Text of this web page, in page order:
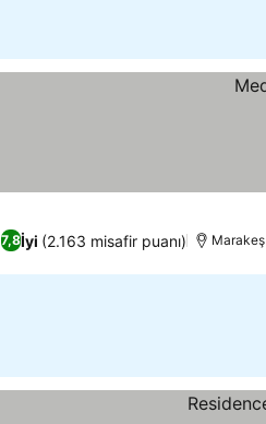
7,8İyi (2.163 misafir puanı) Marakeş